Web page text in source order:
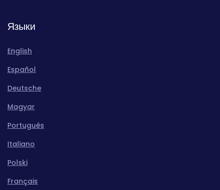
Языки
English
Español
Deutsche
Magyar
Português
Italiano
Polski
Français